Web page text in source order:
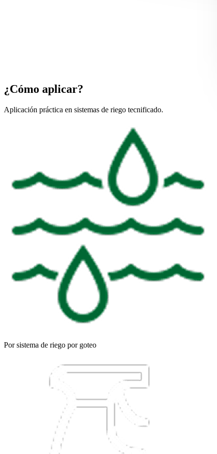
¿Cómo aplicar?
Aplicación práctica en sistemas de riego tecnificado.
Por sistema de riego por goteo